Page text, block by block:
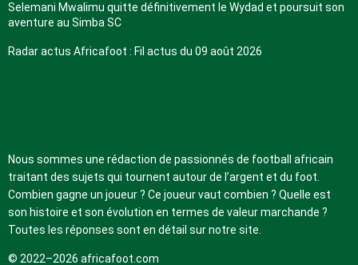
Selemani Mwalimu quitte définitivement le Wydad et poursuit son
aventure au Simba SC
Radar actus Africafoot : Fil actus du 09 août 2026
Nous sommes une rédaction de passionnés de football africain
traitant des sujets qui tournent autour de l’argent et du foot.
Combien gagne un joueur ? Ce joueur vaut combien ? Quelle est
son histoire et son évolution en termes de valeur marchande ?
Toutes les réponses sont en détail sur notre site.
© 2022–2026 africafoot.com